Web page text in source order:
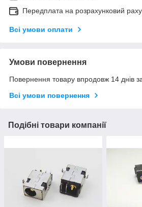
Передплата на розрахунковий
Всі умови оплати
Умови повернення
Повернення товару впродовж 14 днів
Всі умови повернення
Подібні товари компанії